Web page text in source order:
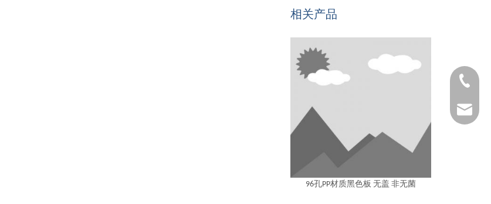
相关产品
96孔PP材质黑色板 无盖 非无菌